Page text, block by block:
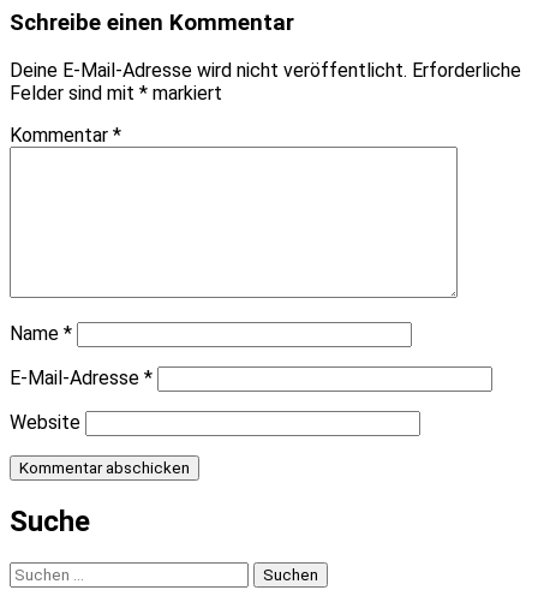
Schreibe einen Kommentar
Deine E-Mail-Adresse wird nicht veröffentlicht. Erforderliche
Felder sind mit * markiert
Kommentar *
Name *
E-Mail-Adresse *
Website
Suche
Suchen
nach: